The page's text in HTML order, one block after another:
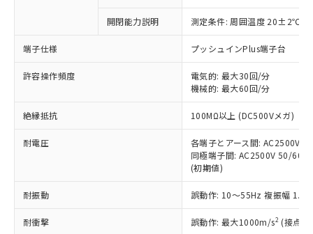
開閉能力説明 測定条件: 周囲温度 20±2℃、
端子仕様 プッシュインPlus端子台
許容操作頻度
電気的: 最大30回/分
機械的: 最大60回/分
絶縁抵抗 100MΩ以上 (DC500Vメガ)
耐電圧
各端子とアース間: AC2500V
同極端子間: AC2500V 50/
(初期値)
耐振動 誤動作: 10～55Hz 複振幅
耐衝撃 誤動作: 最大1000m/s2 (接点
以下の条件をお読みいただき、同意のうえ
本サービスは、当社制御機器事業取扱
商品の当社在庫状況および標準価格
(税抜)を提供させていただくもので
当社制御機器事業取扱商品の中には、
本サービスの対象外となる商品もある
ことをご了承ください。
在庫状況および標準価格照会結果は、
記載している更新日時点での社内デー
タに基づき作成されるものであり、閲
覧された時点での実際の在庫および標
準価格とは異なる場合があることをご
対応予定なし：EU RoHS指令（10物質）の
定はありません。
調査・確認中：EU RoHS指令（10物質）の
非含有の対応状況を調査中または確認中の
非該当品：ライセンス料など無形物で、有
害物質有無と関係のない商品です。
仕入先様の事情により、非含有部品として
いたものが、含有品と判明した場合などや
むを得ず変更することがあります。
鉛(Pb) 1000ppm以下、 水銀(Hg) 1000ppm以下、 カド
六価クロム(Cr(Ⅵ)) 1000ppm以下、ポリ臭化ビフェニル
※1 中国RoHS○×表
「○」：最大均質材料含有率が中国RoHSの
基準値以下であることを示します。
「×」：最大均質材料含有率が中国RoHSの
基準値を超えていることを示します。
「－」：未確認です。当社販売部門へお問
当社は、これら貴社製品のうち、外国
為替および外国貿易法に定める商品
（以下｢規制貨物等」という）を輸出
または国外への提供する場合は、日本
国政府の輸出許可(または役務取引許
可)を取得するなどの必要な手続きを